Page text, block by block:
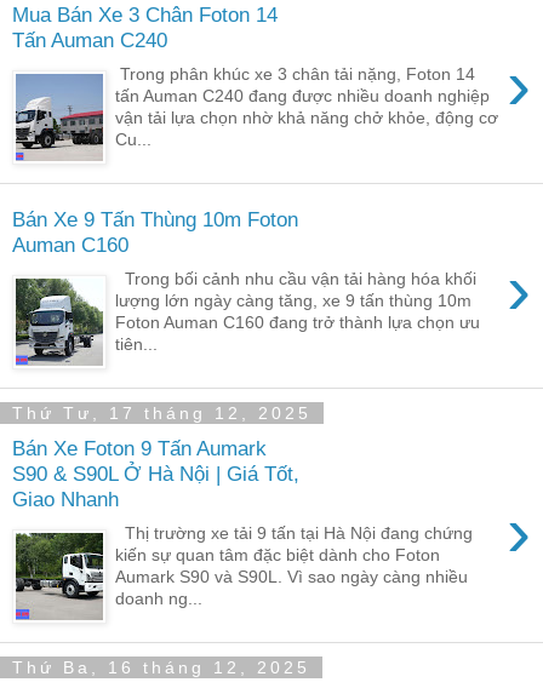
Mua Bán Xe 3 Chân Foton 14
Tấn Auman C240
›
Trong phân khúc xe 3 chân tải nặng, Foton 14
tấn Auman C240 đang được nhiều doanh nghiệp
vận tải lựa chọn nhờ khả năng chở khỏe, động cơ
Cu...
Bán Xe 9 Tấn Thùng 10m Foton
Auman C160
›
Trong bối cảnh nhu cầu vận tải hàng hóa khối
lượng lớn ngày càng tăng, xe 9 tấn thùng 10m
Foton Auman C160 đang trở thành lựa chọn ưu
tiên...
Thứ Tư, 17 tháng 12, 2025
Bán Xe Foton 9 Tấn Aumark
S90 & S90L Ở Hà Nội | Giá Tốt,
Giao Nhanh
›
Thị trường xe tải 9 tấn tại Hà Nội đang chứng
kiến sự quan tâm đặc biệt dành cho Foton
Aumark S90 và S90L. Vì sao ngày càng nhiều
doanh ng...
Thứ Ba, 16 tháng 12, 2025